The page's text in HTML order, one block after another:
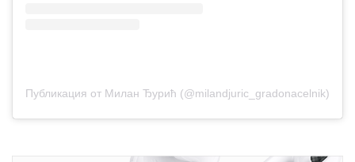
Публикация от Милан Ђурић (@milandjuric_gradonacelnik)